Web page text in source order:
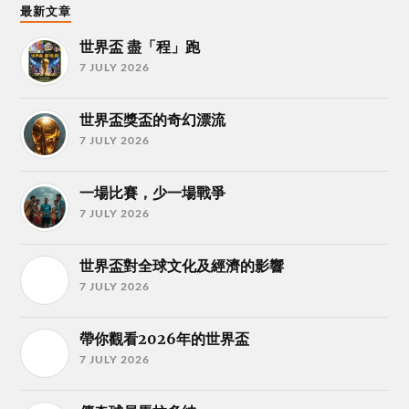
最新文章
世界盃 盡「程」跑
7 JULY 2026
世界盃獎盃的奇幻漂流
7 JULY 2026
一場比賽，少一場戰爭
7 JULY 2026
世界盃對全球文化及經濟的影響
7 JULY 2026
帶你觀看2026年的世界盃
7 JULY 2026